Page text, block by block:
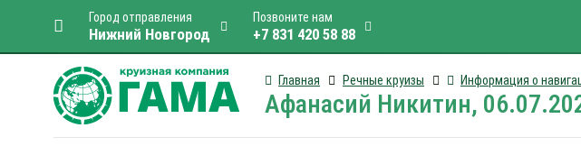
Город отправления
Нижний Новгород
Позвоните нам
+7 831 420 58 88
Главная Речные круизы Информация о
Афанасий Никитин,